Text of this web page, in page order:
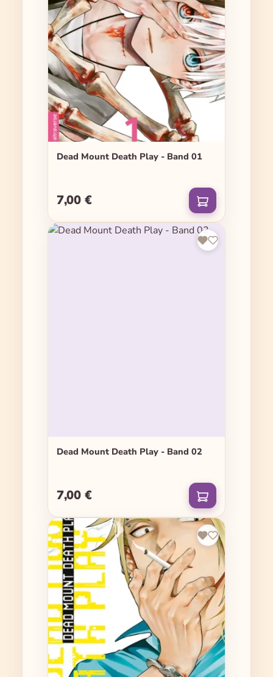
Dead Mount Death Play - Band 01
Regulärer Preis:
7,00 €
Dead Mount Death Play - Band 02
Regulärer Preis:
7,00 €